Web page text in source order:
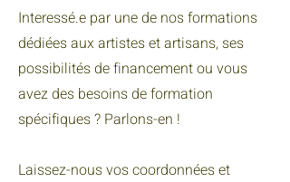
Interessé.e par une de nos formations
dédiées aux artistes et artisans, ses
possibilités de financement ou vous
avez des besoins de formation
spécifiques ? Parlons-en !
Laissez-nous vos coordonnées et